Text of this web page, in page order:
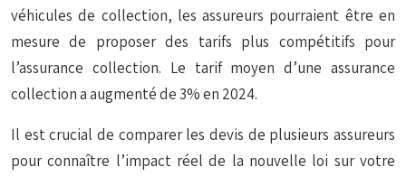
véhicules de collection, les assureurs pourraient être en
mesure de proposer des tarifs plus compétitifs pour
l’assurance collection. Le tarif moyen d’une assurance
collection a augmenté de 3% en 2024.
Il est crucial de comparer les devis de plusieurs assureurs
pour connaître l’impact réel de la nouvelle loi sur votre